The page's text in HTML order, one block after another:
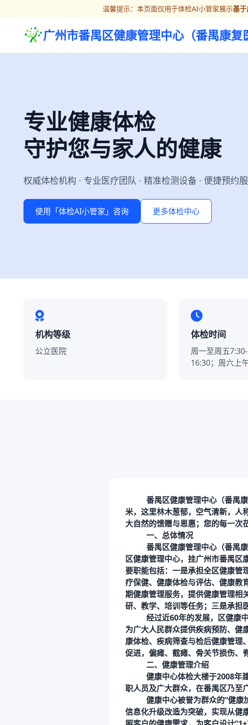
温馨提示：本页面仅用于体检AI小管家展示基
广州市番禺区健康管理中心（番禺康复
专业健康体检
守护您与家人的健康
权威体检机构 · 专业医疗团队 · 精准检测设备 · 便捷预约
使用「体检AI小管家」咨询 更多体检中心
机构等级
公立医院
体检时间
周一至周五
16:30；周六上
番禺区健康管理中心（番禺
米，这里林木葱郁，空气清新，人
大自然的馈赠与恩惠；您的每一次
一、总体情况
番禺区健康管理中心（番禺
区健康管理中心，挂广州市番禺区
要职能包括：一是承担全区健康管
疗保健、健康体检与评估、健康教
期健康管理服务，提供健康管理相
研、教学、培训等任务；三是承担
经过近60年的发展，区健康
为广大人民群众提供疾病预防、健
康体检、疾病筛查与检后健康管理
促进，偏瘫、截瘫、骨关节损伤、
二、健康管理介绍
健康中心体检大楼于2008年
职人员及广大群众，在番禺区乃至
健康中心被誉为群众的“健康
信息化升级改造为突破，实现从健